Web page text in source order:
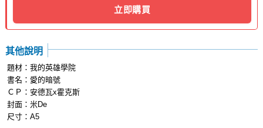
立即購買
其他說明
題材：我的英雄學院
書名：愛的暗號
ＣＰ：安德瓦x霍克斯
封面：米De
尺寸：A5